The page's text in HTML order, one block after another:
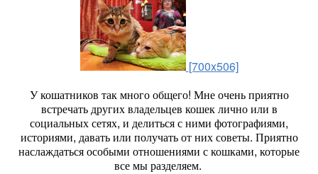
[700x506]
У кошатников так много общего! Мне очень приятно
встречать других владельцев кошек лично или в
социальных сетях, и делиться с ними фотографиями,
историями, давать или получать от них советы. Приятно
наслаждаться особыми отношениями с кошками, которые
все мы разделяем.